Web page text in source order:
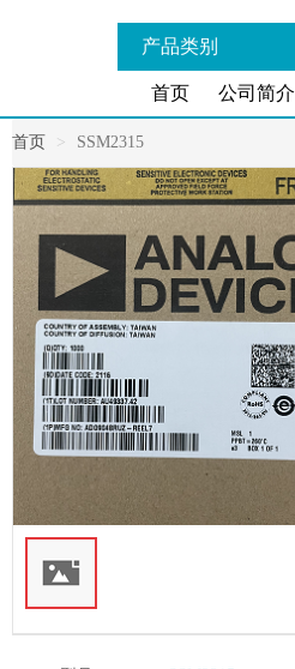
产品类别
首页 公司简介
首页 SSM2315